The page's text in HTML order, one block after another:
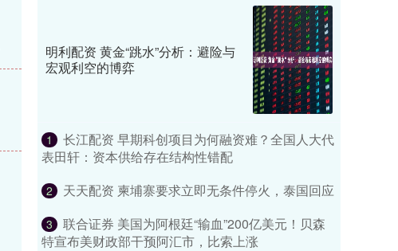
明利配资 黄金“跳水”分析：避险与
宏观利空的博弈
1
长江配资 早期科创项目为何融资难？全国人大代
表田轩：资本供给存在结构性错配
2 天天配资 柬埔寨要求立即无条件停火，泰国回应
3
联合证券 美国为阿根廷“输血”200亿美元！贝森
特宣布美财政部干预阿汇市，比索上涨